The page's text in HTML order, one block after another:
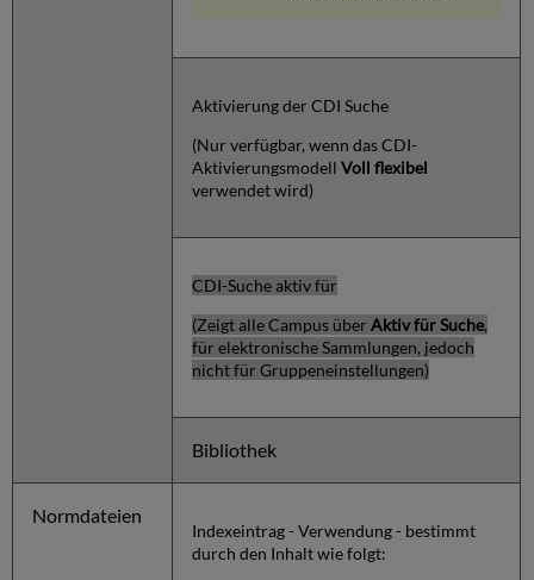
Aktivierung der CDI Suche
(Nur verfügbar, wenn das CDI-
AktivierungsmodellVoll flexibel
verwendet wird)
CDI-Suche aktiv für
(Zeigt alle Campus überAktiv für Suche,
für elektronische Sammlungen, jedoch
nicht für Gruppeneinstellungen)
Bibliothek
Normdateien
Indexeintrag - Verwendung - bestimmt
durch den Inhalt wie folgt: